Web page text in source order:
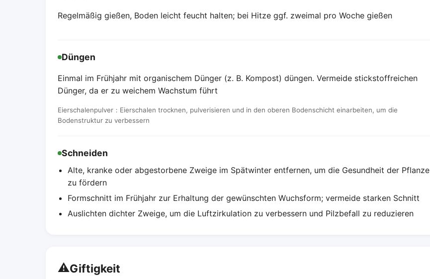
Regelmäßig gießen, Boden leicht feucht halten; bei Hitze ggf. zweimal pro Woche gießen
Düngen
Einmal im Frühjahr mit organischem Dünger (z. B. Kompost) düngen. Vermeide stickstoffreichen
Dünger, da er zu weichem Wachstum führt
Eierschalenpulver：Eierschalen trocknen, pulverisieren und in den oberen Bodenschicht einarbeiten, um die
Bodenstruktur zu verbessern
Schneiden
Alte, kranke oder abgestorbene Zweige im Spätwinter entfernen, um die Gesundheit der Pflanze
zu fördern
Formschnitt im Frühjahr zur Erhaltung der gewünschten Wuchsform; vermeide starken Schnitt
Auslichten dichter Zweige, um die Luftzirkulation zu verbessern und Pilzbefall zu reduzieren
⚠️Giftigkeit